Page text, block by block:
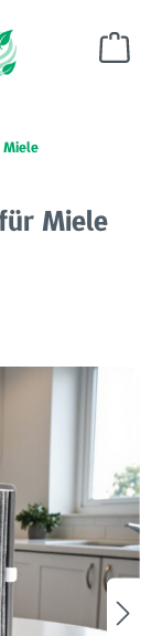
Miele